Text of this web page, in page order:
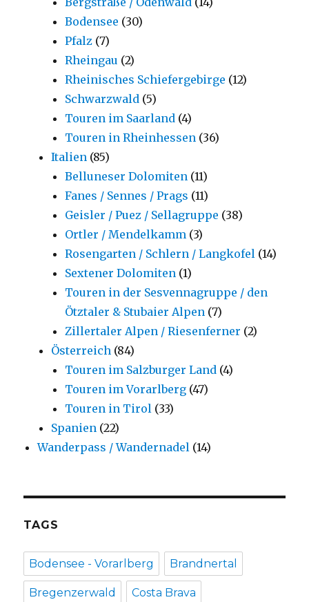
Bodensee (30)
Pfalz (7)
Rheingau (2)
Rheinisches Schiefergebirge (12)
Schwarzwald (5)
Touren im Saarland (4)
Touren in Rheinhessen (36)
Italien (85)
Belluneser Dolomiten (11)
Fanes / Sennes / Prags (11)
Geisler / Puez / Sellagruppe (38)
Ortler / Mendelkamm (3)
Rosengarten / Schlern / Langkofel (14)
Sextener Dolomiten (1)
Touren in der Sesvennagruppe / den
Ötztaler & Stubaier Alpen (7)
Zillertaler Alpen / Riesenferner (2)
Österreich (84)
Touren im Salzburger Land (4)
Touren im Vorarlberg (47)
Touren in Tirol (33)
Spanien (22)
Wanderpass / Wandernadel (14)
TAGS
Bodensee - Vorarlberg Brandnertal
Bregenzerwald Costa Brava